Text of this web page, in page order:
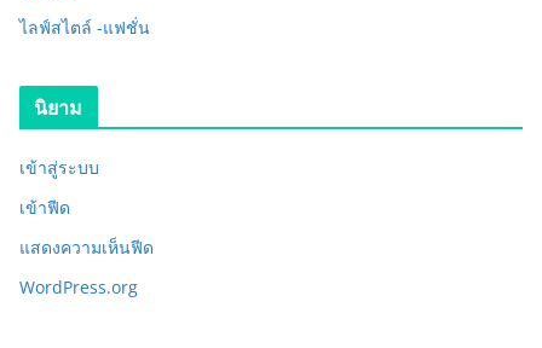
ไลฟ์สไตล์ -แฟชั่น
นิยาม
เข้าสู่ระบบ
เข้าฟีด
แสดงความเห็นฟีด
WordPress.org